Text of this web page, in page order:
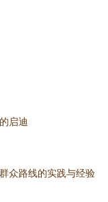
启迪
众路线的实践与经验